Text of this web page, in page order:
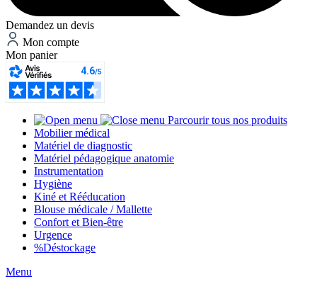
Demandez un devis
Mon compte
Mon panier
Parcourir tous nos produits
Mobilier médical
Matériel de diagnostic
Matériel pédagogique anatomie
Instrumentation
Hygiène
Kiné et Rééducation
Blouse médicale / Mallette
Confort et Bien-être
Urgence
%Déstockage
Menu